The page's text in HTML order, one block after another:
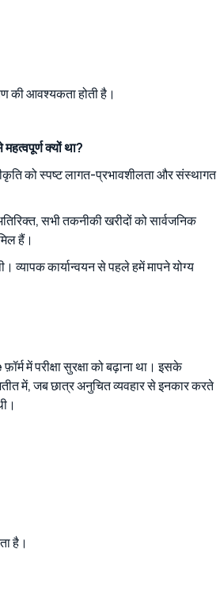
की आवश्यकता होती है।
क्यों था?
को स्पष्ट लागत-प्रभावशीलता और संस्थागत
सभी तकनीकी खरीदों को सार्वजनिक
हैं।
व्यापक कार्यान्वयन से पहले हमें मापने योग्य
में परीक्षा सुरक्षा को बढ़ाना था। इसके
में, जब छात्र अनुचित व्यवहार से इनकार करते
है।